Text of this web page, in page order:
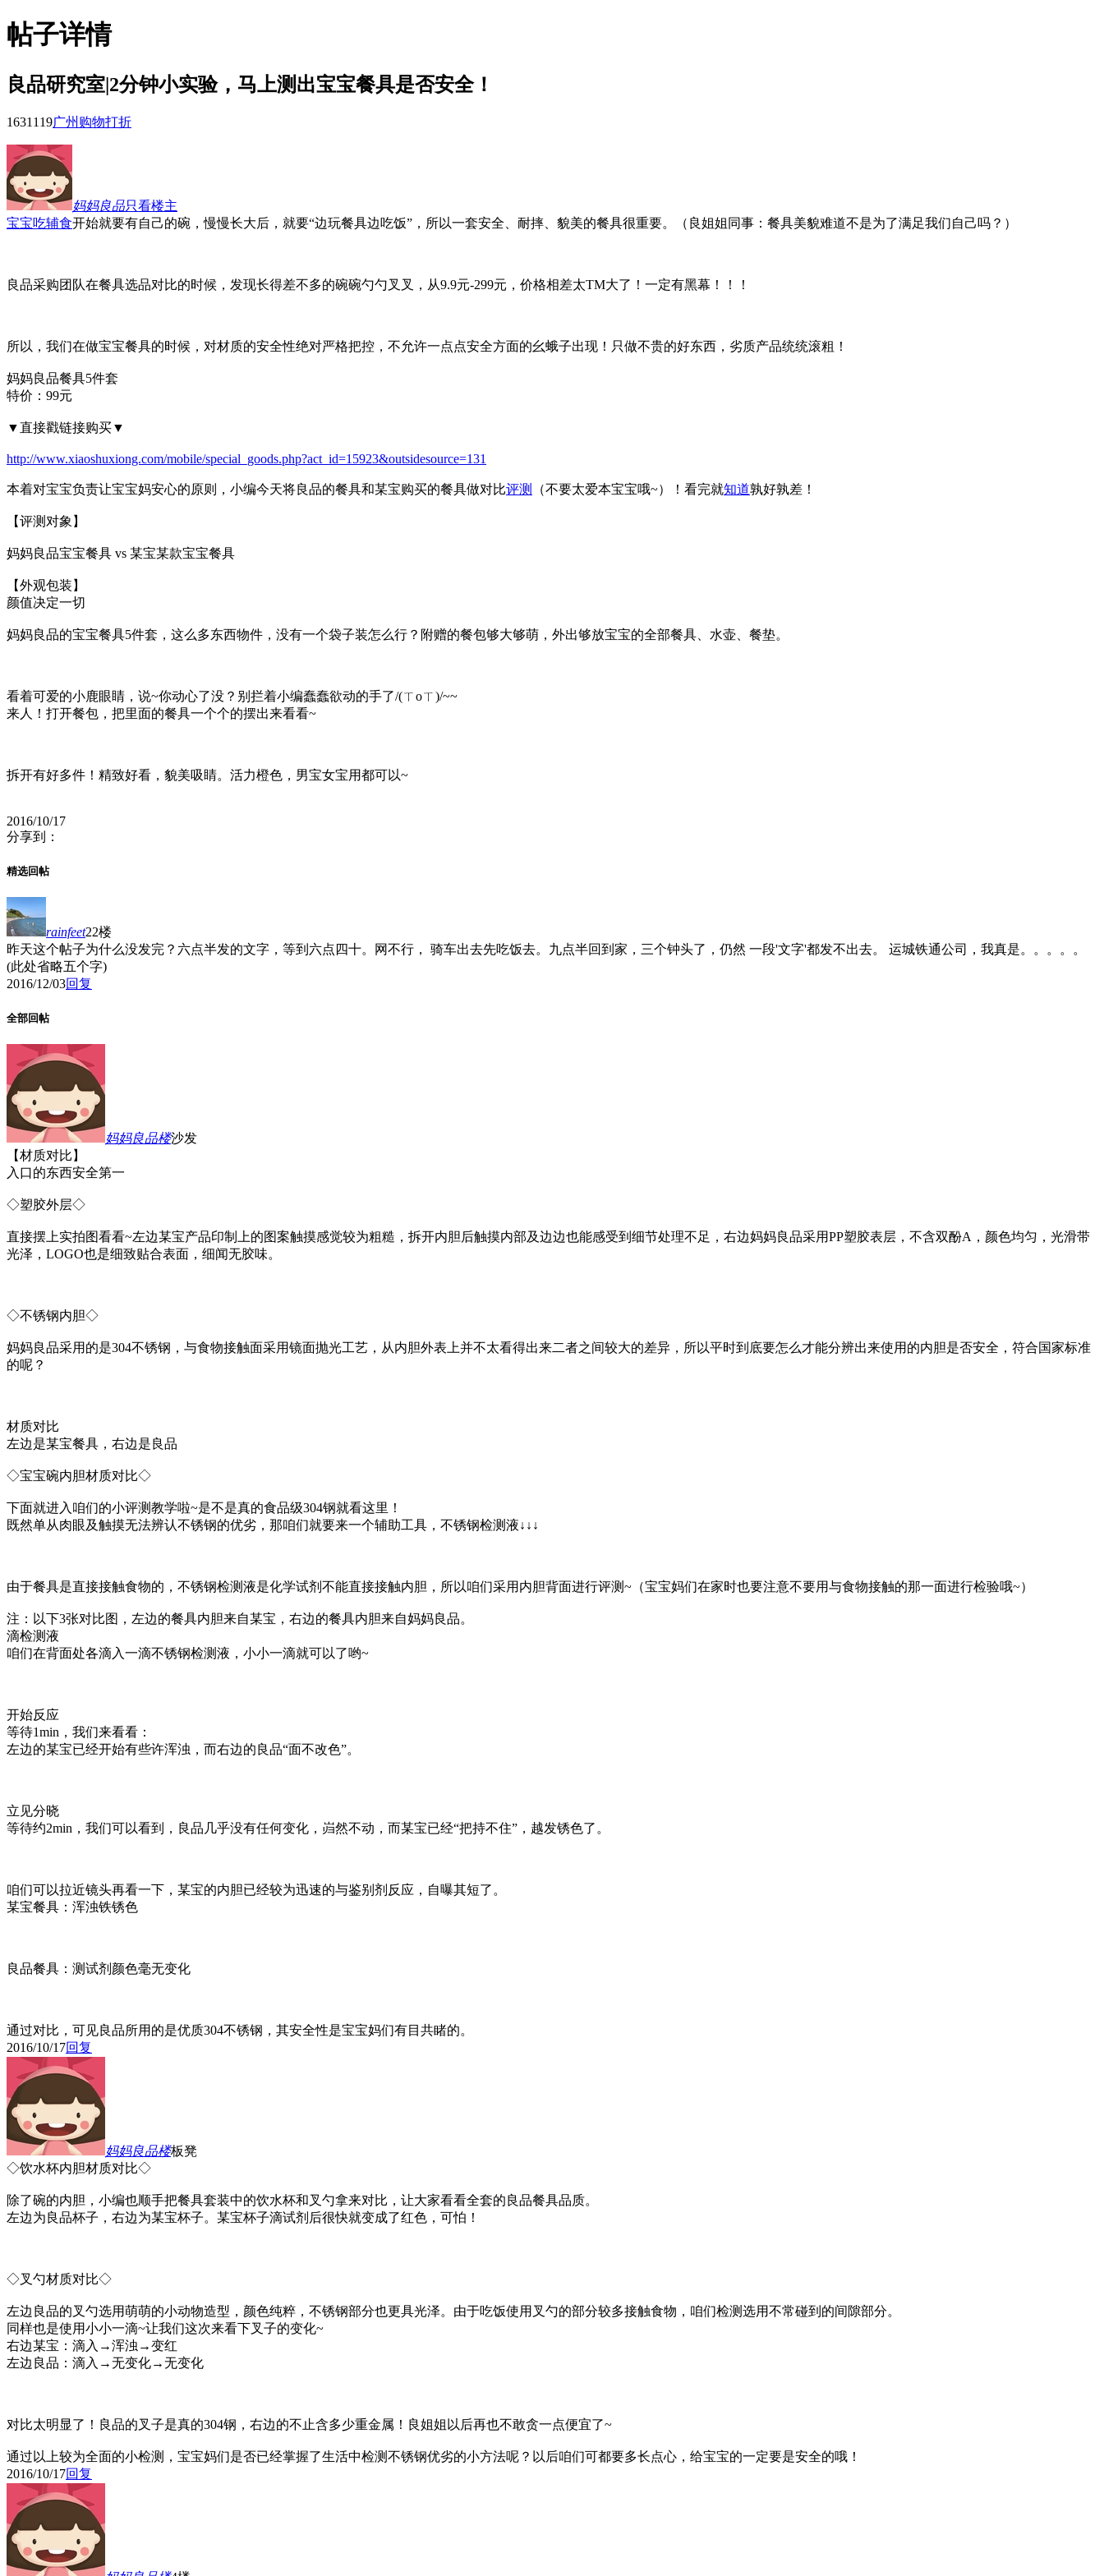
帖子详情
良品研究室|2分钟小实验，马上测出宝宝餐具是否安全！
16311 19广州购物打折
妈妈良品只看楼主
宝宝吃辅食开始就要有自己的碗，慢慢长大后，就要“边玩餐具边吃饭”，所以一套安全、耐摔、貌美的餐具很重要。（良姐姐同事：餐具美貌难道不是为了满足我们自己吗？）
良品采购团队在餐具选品对比的时候，发现长得差不多的碗碗勺勺叉叉，从9.9元-299元，价格相差太TM大了！一定有黑幕！！！
所以，我们在做宝宝餐具的时候，对材质的安全性绝对严格把控，不允许一点点安全方面的幺蛾子出现！只做不贵的好东西，劣质产品统统滚粗！
妈妈良品餐具5件套
特价：99元
▼直接戳链接购买▼
http://www.xiaoshuxiong.com/mobile/special_goods.php?act_id=15923&outsidesource=131
本着对宝宝负责让宝宝妈安心的原则，小编今天将良品的餐具和某宝购买的餐具做对比评测 （不要太爱本宝宝哦~）！看完就知道孰好孰差！
【评测对象】
妈妈良品宝宝餐具 vs 某宝某款宝宝餐具
【外观包装】
颜值决定一切
妈妈良品的宝宝餐具5件套，这么多东西物件，没有一个袋子装怎么行？附赠的餐包够大够萌，外出够放宝宝的全部餐具、水壶、餐垫。
看着可爱的小鹿眼睛，说~你动心了没？别拦着小编蠢蠢欲动的手了/(ㄒoㄒ)/~~
来人！打开餐包，把里面的餐具一个个的摆出来看看~
拆开有好多件！精致好看，貌美吸睛。活力橙色，男宝女宝用都可以~
2016/10/17
分享到：
精选回帖
rainfeet22楼
昨天这个帖子为什么没发完？六点半发的文字，等到六点四十。网不行， 骑车出去先吃饭去。九点半回到家，三个钟头了，仍然 一段'文字'都发不出去。 运城铁通公司，我真是。。。。。
(此处省略五个字)
2016/12/03回复
全部回帖
妈妈良品楼沙发
【材质对比】
入口的东西安全第一
◇塑胶外层◇
直接摆上实拍图看看~左边某宝产品印制上的图案触摸感觉较为粗糙，拆开内胆后触摸内部及边边也能感受到细节处理不足，右边妈妈良品采用PP塑胶表层，不含双酚A，颜色均匀，光滑带
光泽，LOGO也是细致贴合表面，细闻无胶味。
◇不锈钢内胆◇
妈妈良品采用的是304不锈钢，与食物接触面采用镜面抛光工艺，从内胆外表上并不太看得出来二者之间较大的差异，所以平时到底要怎么才能分辨出来使用的内胆是否安全，符合国家标准
的呢？
材质对比
左边是某宝餐具，右边是良品
◇宝宝碗内胆材质对比◇
下面就进入咱们的小评测教学啦~是不是真的食品级304钢就看这里！
既然单从肉眼及触摸无法辨认不锈钢的优劣，那咱们就要来一个辅助工具，不锈钢检测液↓↓↓
由于餐具是直接接触食物的，不锈钢检测液是化学试剂不能直接接触内胆，所以咱们采用内胆背面进行评测~（宝宝妈们在家时也要注意不要用与食物接触的那一面进行检验哦~）
注：以下3张对比图，左边的餐具内胆来自某宝，右边的餐具内胆来自妈妈良品。
滴检测液
咱们在背面处各滴入一滴不锈钢检测液，小小一滴就可以了哟~
开始反应
等待1min，我们来看看：
左边的某宝已经开始有些许浑浊，而右边的良品“面不改色”。
立见分晓
等待约2min，我们可以看到，良品几乎没有任何变化，岿然不动，而某宝已经“把持不住”，越发锈色了。
咱们可以拉近镜头再看一下，某宝的内胆已经较为迅速的与鉴别剂反应，自曝其短了。
某宝餐具：浑浊铁锈色
良品餐具：测试剂颜色毫无变化
通过对比，可见良品所用的是优质304不锈钢，其安全性是宝宝妈们有目共睹的。
2016/10/17回复
妈妈良品楼板凳
◇饮水杯内胆材质对比◇
除了碗的内胆，小编也顺手把餐具套装中的饮水杯和叉勺拿来对比，让大家看看全套的良品餐具品质。
左边为良品杯子，右边为某宝杯子。某宝杯子滴试剂后很快就变成了红色，可怕！
◇叉勺材质对比◇
左边良品的叉勺选用萌萌的小动物造型，颜色纯粹，不锈钢部分也更具光泽。由于吃饭使用叉勺的部分较多接触食物，咱们检测选用不常碰到的间隙部分。
同样也是使用小小一滴~让我们这次来看下叉子的变化~
右边某宝：滴入→浑浊→变红
左边良品：滴入→无变化→无变化
对比太明显了！良品的叉子是真的304钢，右边的不止含多少重金属！良姐姐以后再也不敢贪一点便宜了~
通过以上较为全面的小检测，宝宝妈们是否已经掌握了生活中检测不锈钢优劣的小方法呢？以后咱们可都要多长点心，给宝宝的一定要是安全的哦！
2016/10/17回复